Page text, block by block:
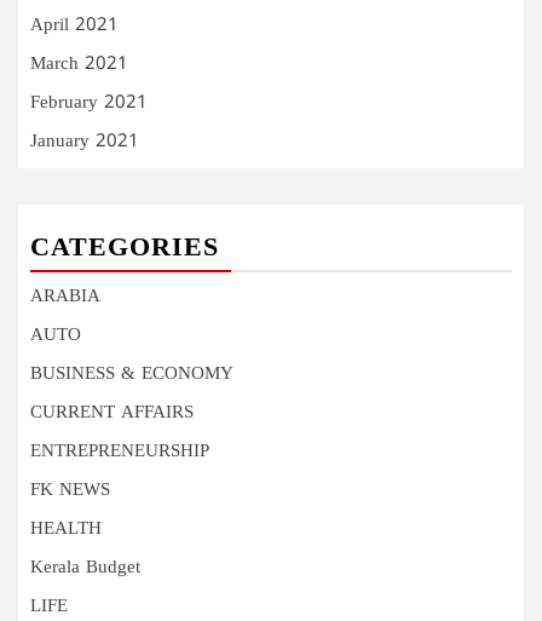
April 2021
March 2021
February 2021
January 2021
CATEGORIES
ARABIA
AUTO
BUSINESS & ECONOMY
CURRENT AFFAIRS
ENTREPRENEURSHIP
FK NEWS
HEALTH
Kerala Budget
LIFE